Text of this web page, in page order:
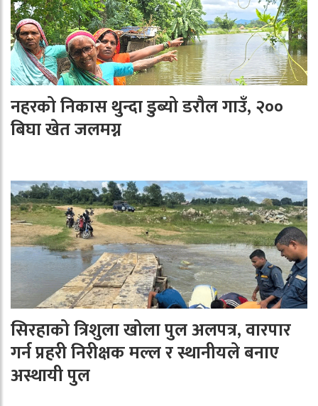
नहरको निकास थुन्दा डुब्यो डरौल गाउँ, २००
बिघा खेत जलमग्न
सिरहाको त्रिशुला खोला पुल अलपत्र, वारपार
गर्न प्रहरी निरीक्षक मल्ल र स्थानीयले बनाए
अस्थायी पुल